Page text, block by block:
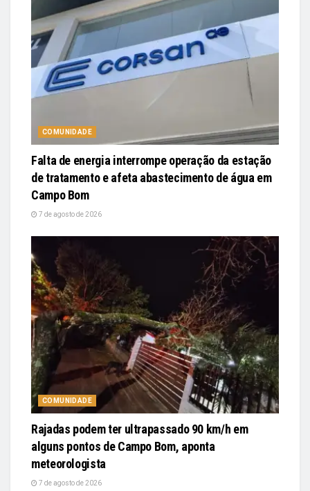
COMUNIDADE
Falta de energia interrompe operação da estação
de tratamento e afeta abastecimento de água em
Campo Bom
7 de agosto de 2026
COMUNIDADE
Rajadas podem ter ultrapassado 90 km/h em
alguns pontos de Campo Bom, aponta
meteorologista
7 de agosto de 2026